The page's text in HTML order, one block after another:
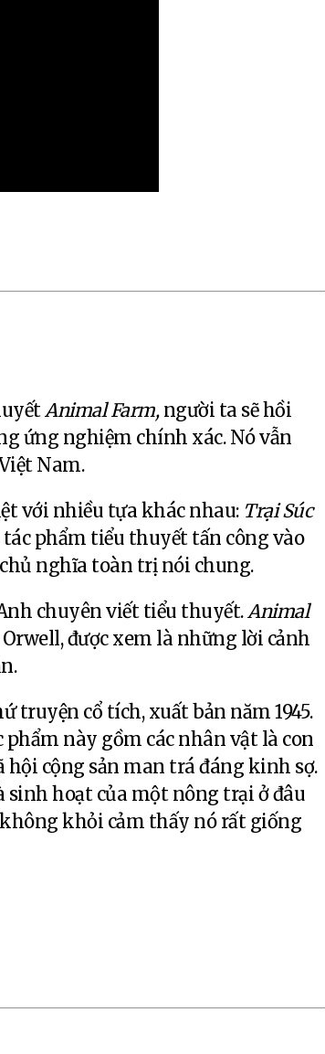
Animal Farm, người ta sẽ hồi
ứng nghiệm chính xác. Nó vẫn
Nam.
với nhiều tựa khác nhau: Trại Súc
phẩm tiểu thuyết tấn công vào
nghĩa toàn trị nói chung.
chuyên viết tiểu thuyết.Animal
được xem là những lời cảnh
cổ tích, xuất bản năm 1945.
này gồm các nhân vật là con
cộng sản man trá đáng kinh sợ.
sinh hoạt của một nông trại ở đâu
không khỏi cảm thấy nó rất giống